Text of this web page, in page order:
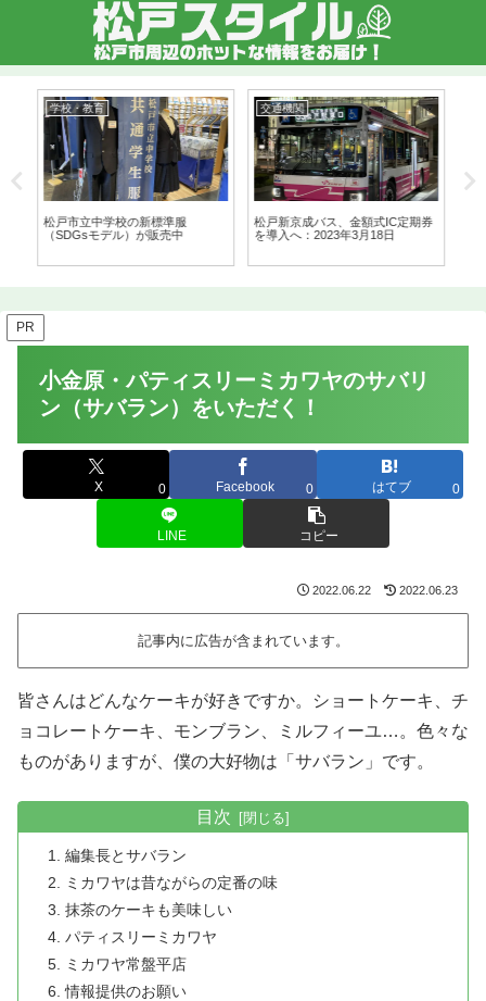
学校・教育
松戸市立中学校の新標準服
（SDGsモデル）が販売中
交通機関
松戸新京成バス、金額式IC定期券
を導入へ：2023年3月18日
PR
小金原・パティスリーミカワヤのサバリ
ン（サバラン）をいただく！
X 0 Facebook 0 はてブ 0
LINE コピー
2022.06.22 2022.06.23
記事内に広告が含まれています。
皆さんはどんなケーキが好きですか。ショートケーキ、チ
ョコレートケーキ、モンブラン、ミルフィーユ…。色々な
ものがありますが、僕の大好物は「サバラン」です。
目次
編集長とサバラン
ミカワヤは昔ながらの定番の味
抹茶のケーキも美味しい
パティスリーミカワヤ
ミカワヤ常盤平店
情報提供のお願い